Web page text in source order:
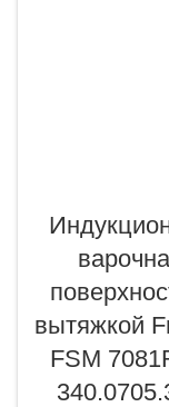
вытяжкой
FSM